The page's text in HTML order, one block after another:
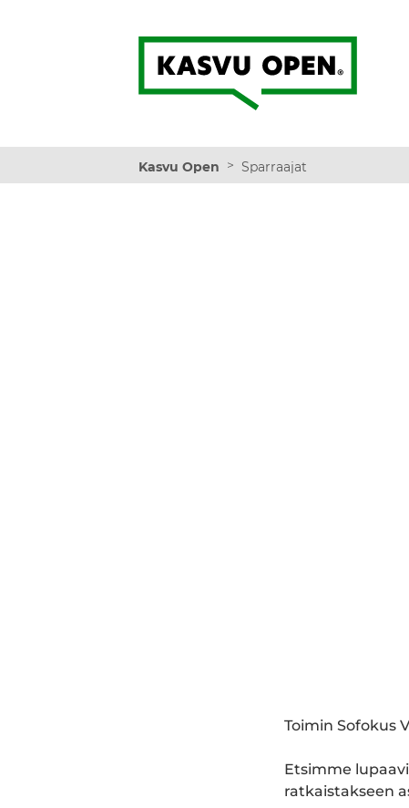
Kasvu Open
Kasvu Open > Sparraajat
Toimin Sofokus
Etsimme
ratkaistakseen